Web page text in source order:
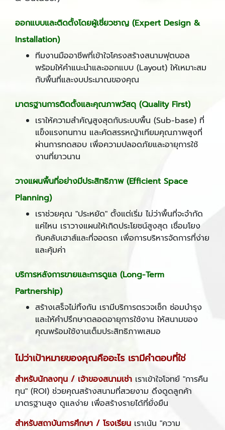
ออกแบบและติดตั้งโดยผู้เชี่ยวชาญ (Expert Design &
Installation)
ทีมงานมืออาชีพที่เข้าใจโครงสร้างสนามฟุตบอล
พร้อมให้คำแนะนำและออกแบบ (Layout) ให้เหมาะสม
กับพื้นที่และงบประมาณของคุณ
มาตรฐานการติดตั้งและคุณภาพวัสดุ (Quality First)
เราให้ความสำคัญสูงสุดกับระบบพื้น (Sub-base) ที่
แข็งแรงทนทาน และคัดสรรหญ้าเทียมคุณภาพสูงที่
ผ่านการทดสอบ เพื่อความปลอดภัยและอายุการใช้
งานที่ยาวนาน
วางแผนพื้นที่อย่างมีประสิทธิภาพ (Efficient Space
Planning)
เราช่วยคุณ "ประหยัด" ตั้งแต่เริ่ม ไม่ว่าพื้นที่จะจำกัด
แค่ไหน เราวางแผนให้เกิดประโยชน์สูงสุด เชื่อมโยง
กับคลับเฮาส์และที่จอดรถ เพื่อการบริหารจัดการที่ง่าย
และคุ้มค่า
บริการหลังการขายและการดูแล (Long-Term
Partnership)
สร้างเสร็จไม่ทิ้งกัน เรามีบริการตรวจเช็ก ซ่อมบำรุง
และให้คำปรึกษาตลอดอายุการใช้งาน ให้สนามของ
คุณพร้อมใช้งานเต็มประสิทธิภาพเสมอ
ไม่ว่าเป้าหมายของคุณคืออะไร เรามีคำตอบที่ใช่
สำหรับนักลงทุน / เจ้าของสนามเช่า เราเข้าใจโจทย์ "การคืน
ทุน" (ROI) ช่วยคุณสร้างสนามที่สวยงาม ดึงดูดลูกค้า
มาตรฐานสูง ดูแลง่าย เพื่อสร้างรายได้ที่ยั่งยืน
สำหรับสถาบันการศึกษา / โรงเรียน เราเน้น "ความ